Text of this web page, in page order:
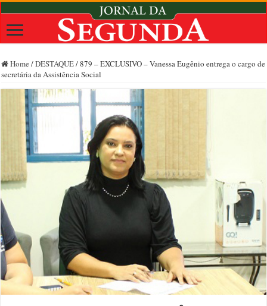
Home /DESTAQUE/879 – EXCLUSIVO – Vanessa Eugênio entrega o cargo de
secretária da Assistência Social